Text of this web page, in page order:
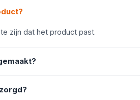
zijn dat het product past.